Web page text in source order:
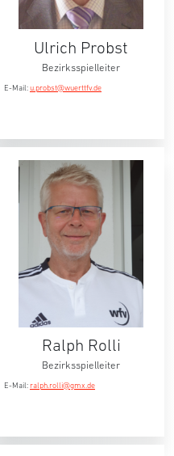
Ulrich Probst
Bezirksspielleiter
E-Mail:u.probst@wuerttfv.de
Ralph Rolli
Bezirksspielleiter
E-Mail: ralph.rolli@gmx.de